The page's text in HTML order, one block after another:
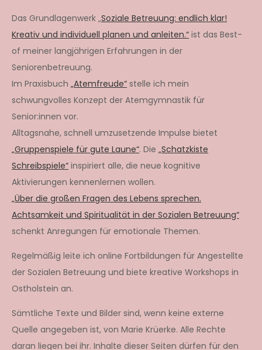
Das Grundlagenwerk „Soziale Betreuung: endlich klar!
Kreativ und individuell planen und anleiten.“ ist das Best-
of meiner langjährigen Erfahrungen in der
Seniorenbetreuung.
Im Praxisbuch „Atemfreude“ stelle ich mein
schwungvolles Konzept der Atemgymnastik für
Senior:innen vor.
Alltagsnahe, schnell umzusetzende Impulse bietet
„Gruppenspiele für gute Laune“. Die „Schatzkiste
Schreibspiele“ inspiriert alle, die neue kognitive
Aktivierungen kennenlernen wollen.
„Über die großen Fragen des Lebens sprechen.
Achtsamkeit und Spiritualität in der Sozialen Betreuung“
schenkt Anregungen für emotionale Themen.
Regelmäßig leite ich online Fortbildungen für Angestellte
der Sozialen Betreuung und biete kreative Workshops in
Ostholstein an.
Sämtliche Texte und Bilder sind, wenn keine externe
Quelle angegeben ist, von Marie Krüerke. Alle Rechte
daran liegen bei ihr. Inhalte dieser Seiten dürfen für den